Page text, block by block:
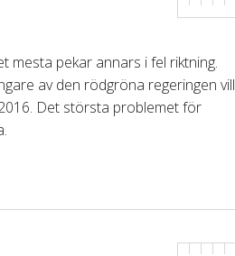
mesta pekar annars i fel riktning.
av den rödgröna regeringen vill
Det största problemet för